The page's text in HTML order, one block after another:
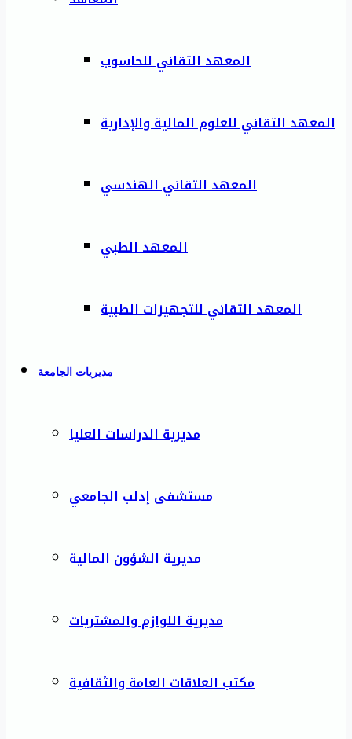
المعهد التقاني للحاسوب
المعهد التقاني للعلوم المالية والإدارية
المعهد التقاني الهندسي
المعهد الطبي
المعهد التقاني للتجهيزات الطبية
مديريات الجامعة
مديرية الدراسات العليا
مستشفى إدلب الجامعي
مديرية الشؤون المالية
مديرية اللوازم والمشتريات
مكتب العلاقات العامة والثقافية